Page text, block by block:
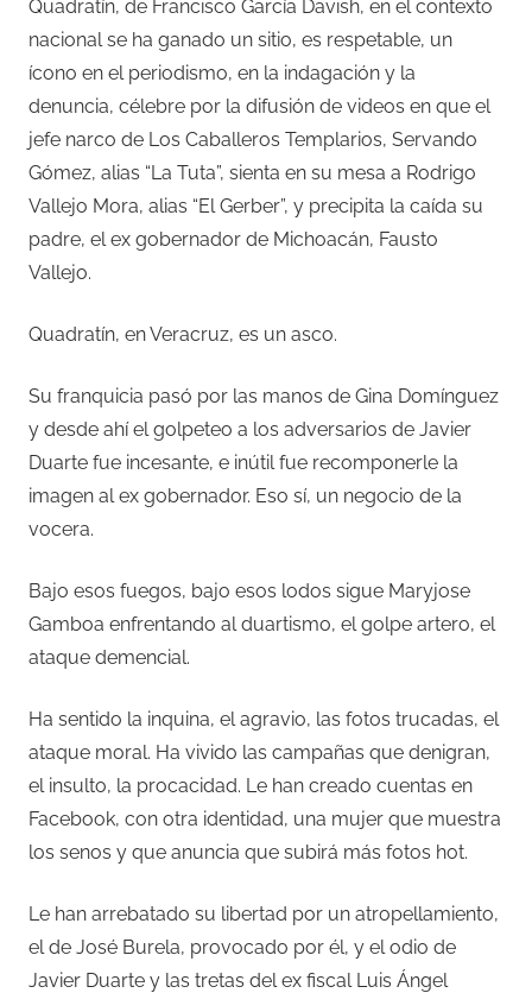
Quadratín, de Francisco García Davish, en el contexto
nacional se ha ganado un sitio, es respetable, un
ícono en el periodismo, en la indagación y la
denuncia, célebre por la difusión de videos en que el
jefe narco de Los Caballeros Templarios, Servando
Gómez, alias “La Tuta”, sienta en su mesa a Rodrigo
Vallejo Mora, alias “El Gerber”, y precipita la caída su
padre, el ex gobernador de Michoacán, Fausto
Vallejo.
Quadratín, en Veracruz, es un asco.
Su franquicia pasó por las manos de Gina Domínguez
y desde ahí el golpeteo a los adversarios de Javier
Duarte fue incesante, e inútil fue recomponerle la
imagen al ex gobernador. Eso sí, un negocio de la
vocera.
Bajo esos fuegos, bajo esos lodos sigue Maryjose
Gamboa enfrentando al duartismo, el golpe artero, el
ataque demencial.
Ha sentido la inquina, el agravio, las fotos trucadas, el
ataque moral. Ha vivido las campañas que denigran,
el insulto, la procacidad. Le han creado cuentas en
Facebook, con otra identidad, una mujer que muestra
los senos y que anuncia que subirá más fotos hot.
Le han arrebatado su libertad por un atropellamiento,
el de José Burela, provocado por él, y el odio de
Javier Duarte y las tretas del ex fiscal Luis Ángel